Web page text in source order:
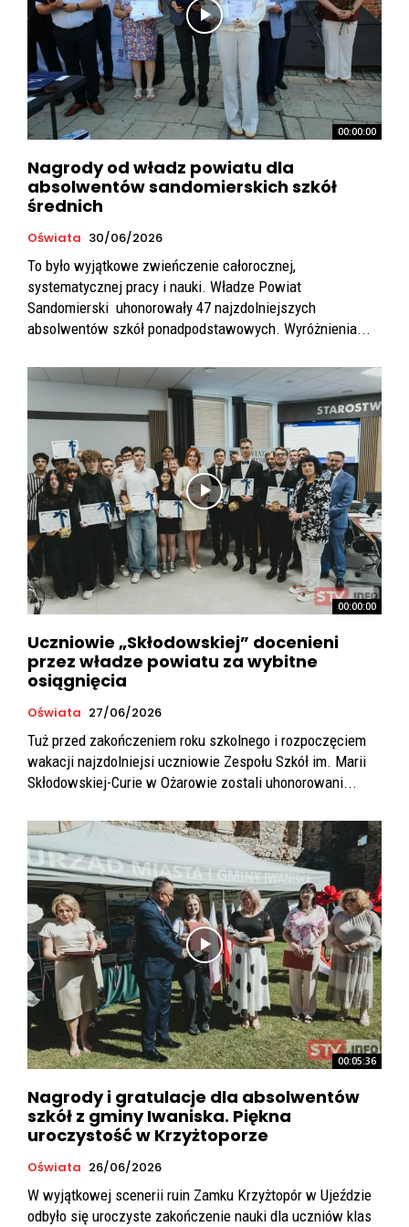
00:00:00
Nagrody od władz powiatu dla
absolwentów sandomierskich szkół
średnich
Oświata 30/06/2026
To było wyjątkowe zwieńczenie całorocznej,
systematycznej pracy i nauki. Władze Powiat
Sandomierski uhonorowały 47 najzdolniejszych
absolwentów szkół ponadpodstawowych. Wyróżnienia...
00:00:00
Uczniowie „Skłodowskiej” docenieni
przez władze powiatu za wybitne
osiągnięcia
Oświata 27/06/2026
Tuż przed zakończeniem roku szkolnego i rozpoczęciem
wakacji najzdolniejsi uczniowie Zespołu Szkół im. Marii
Skłodowskiej-Curie w Ożarowie zostali uhonorowani...
00:05:36
Nagrody i gratulacje dla absolwentów
szkół z gminy Iwaniska. Piękna
uroczystość w Krzyżtoporze
Oświata 26/06/2026
W wyjątkowej scenerii ruin Zamku Krzyżtopór w Ujeździe
odbyło się uroczyste zakończenie nauki dla uczniów klas